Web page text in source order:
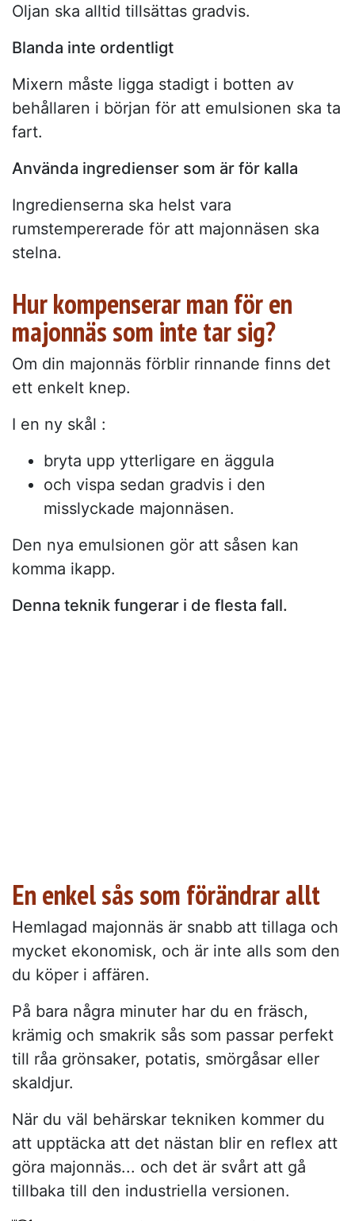
Oljan ska alltid tillsättas gradvis.
Blanda inte ordentligt
Mixern måste ligga stadigt i botten av
behållaren i början för att emulsionen ska ta
fart.
Använda ingredienser som är för kalla
Ingredienserna ska helst vara
rumstempererade för att majonnäsen ska
stelna.
Hur kompenserar man för en
majonnäs som inte tar sig?
Om din majonnäs förblir rinnande finns det
ett enkelt knep.
I en ny skål :
bryta upp ytterligare en äggula
och vispa sedan gradvis i den
misslyckade majonnäsen.
Den nya emulsionen gör att såsen kan
komma ikapp.
Denna teknik fungerar i de flesta fall.
En enkel sås som förändrar allt
Hemlagad majonnäs är snabb att tillaga och
mycket ekonomisk, och är inte alls som den
du köper i affären.
På bara några minuter har du en fräsch,
krämig och smakrik sås som passar perfekt
till råa grönsaker, potatis, smörgåsar eller
skaldjur.
När du väl behärskar tekniken kommer du
att upptäcka att det nästan blir en reflex att
göra majonnäs... och det är svårt att gå
tillbaka till den industriella versionen.